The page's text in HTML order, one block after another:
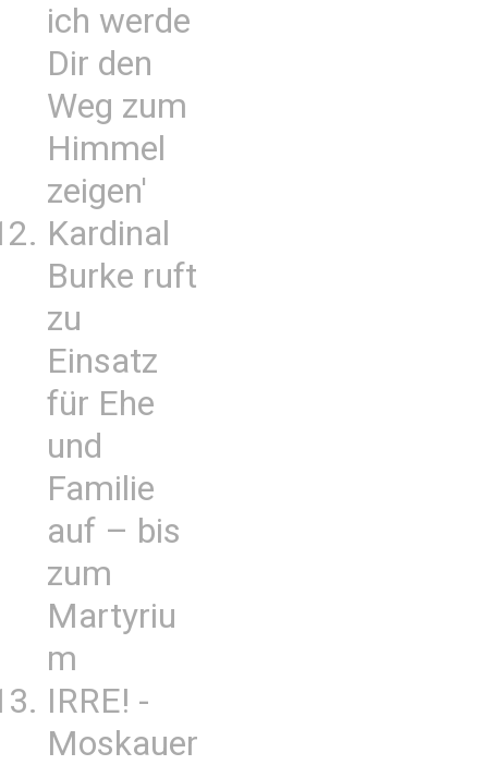
ich werde
Dir den
Weg zum
Himmel
zeigen'
Kardinal
Burke ruft
zu
Einsatz
für Ehe
und
Familie
auf – bis
zum
Martyriu
m
IRRE! -
Moskauer